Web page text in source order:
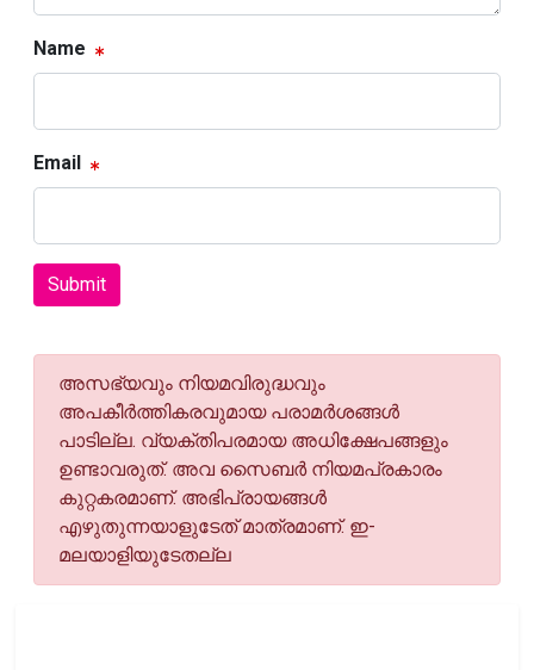
Name
Email
Submit
അസഭ്യവും നിയമവിരുദ്ധവും
അപകീര്‍ത്തികരവുമായ പരാമര്‍ശങ്ങള്‍
പാടില്ല. വ്യക്തിപരമായ അധിക്ഷേപങ്ങളും
ഉണ്ടാവരുത്. അവ സൈബര്‍ നിയമപ്രകാരം
കുറ്റകരമാണ്. അഭിപ്രായങ്ങള്‍
എഴുതുന്നയാളുടേത് മാത്രമാണ്. ഇ-
മലയാളിയുടേതല്ല